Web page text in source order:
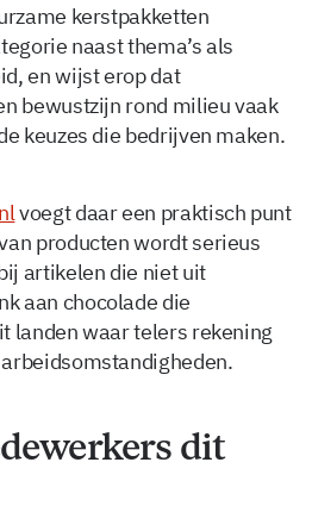
kerstpakketten
naast thema’s als
en wijst erop dat
bewustzijn rond milieu vaak
keuzes die bedrijven maken.
voegt daar een praktisch punt
producten wordt serieus
artikelen die niet uit
aan chocolade die
landen waar telers rekening
dit